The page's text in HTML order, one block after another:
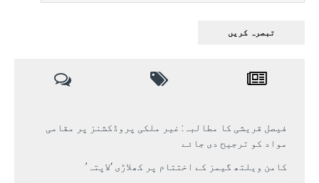
فیصل قریشی کا مطالبہ: غیر ملکی پروڈکشنز پر مقامی
مواد کو ترجیح دی جائے
کامن ویلتھ گیمز کے اختتام پر کھلاڑی ‘لاپتہ’